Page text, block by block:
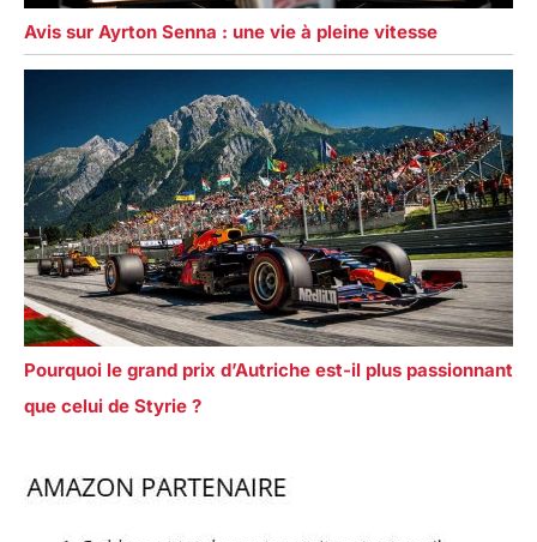
Avis sur Ayrton Senna : une vie à pleine vitesse
Pourquoi le grand prix d’Autriche est-il plus passionnant
que celui de Styrie ?